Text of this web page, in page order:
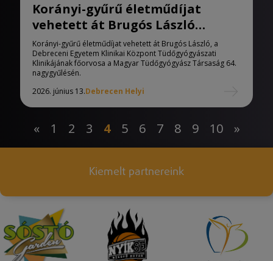
Korányi-gyűrű életműdíjat
vehetett át Brugós László
tüdőgyógyász
Korányi-gyűrű életműdíjat vehetett át Brugós László, a
Debreceni Egyetem Klinikai Központ Tüdőgyógyászati
Klinikájának főorvosa a Magyar Tüdőgyógyász Társaság 64.
nagygyűlésén.
2026. június 13.Debrecen Helyi
« 1 2 3 4 5 6 7 8 9 10 »
Kiemelt partnereink